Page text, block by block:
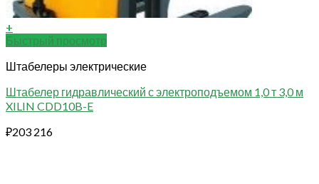
+
Быстрый просмотр
Штабелеры электрические
Штабелер гидравлический с электроподъемом 1,0 т 3,0 м
XILIN CDD10B-E
₽203 216